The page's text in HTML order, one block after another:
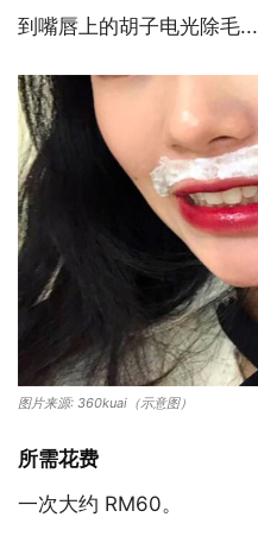
到嘴唇上的胡子电光除毛...
图片来源: 360kuai（示意图）
所需花费
一次大约 RM60。